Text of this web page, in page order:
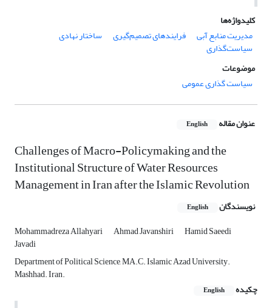
کلیدواژه‌ها
مدیریت منابع آبی
فرایندهای تصمیم‌گیری ساختار نهادی
سیاست‌گذاری
موضوعات
سیاست گذاری عمومی
عنوان مقاله English
Challenges of Macro-Policymaking and the
Institutional Structure of Water Resources
Management in Iran after the Islamic Revolution
نویسندگان English
Mohammadreza Allahyari Ahmad Javanshiri Hamid Saeedi
Javadi
Department of Political Science, MA.C. Islamic Azad University.
Mashhad. Iran.
چکیده
English